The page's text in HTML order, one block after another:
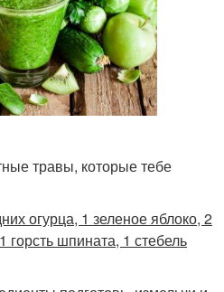
травы, которые тебе
огурца, 1 зеленое яблоко, 2
горсть шпината, 1 стебель